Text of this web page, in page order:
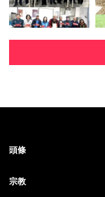
頭條
宗教